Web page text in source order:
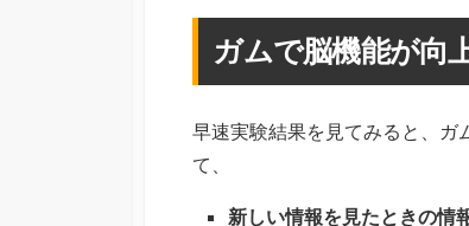
ガムで脳機能が向
早速実験結果を見てみると、ガ
て、
新しい情報を見たときの情